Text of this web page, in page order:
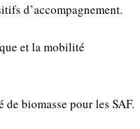
d’accompagnement.
et la mobilité
biomasse pour les SAF.